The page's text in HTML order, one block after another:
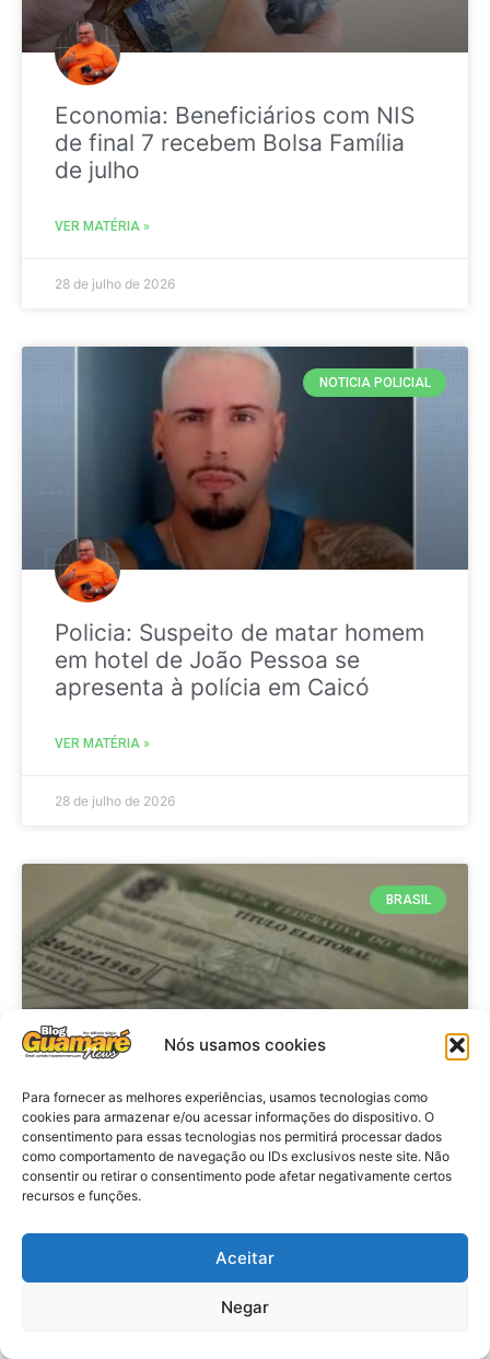
Nós usamos cookies
Para fornecer as melhores experiências, usamos tecnologias como
cookies para armazenar e/ou acessar informações do dispositivo. O
consentimento para essas tecnologias nos permitirá processar dados
como comportamento de navegação ou IDs exclusivos neste site. Não
consentir ou retirar o consentimento pode afetar negativamente certos
recursos e funções.
Aceitar
Negar
Economia: Beneficiários com NIS
de final 7 recebem Bolsa Família
de julho
VER MATÉRIA »
28 de julho de 2026
NOTICIA POLICIAL
Policia: Suspeito de matar homem
em hotel de João Pessoa se
apresenta à polícia em Caicó
VER MATÉRIA »
28 de julho de 2026
BRASIL
Brasil: Policia Federal investiga
753 casos de crimes eleitorais
antes das eleições